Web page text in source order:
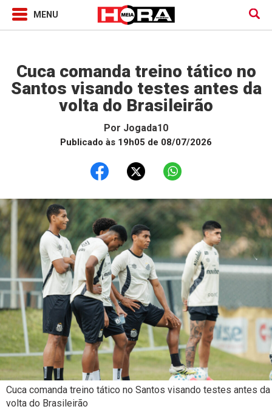
Cuca comanda treino tático no
Santos visando testes antes da
volta do Brasileirão
Por Jogada10
Publicado às 19h05 de 08/07/2026
Cuca comanda treino tático no Santos visando testes antes da
volta do Brasileirão